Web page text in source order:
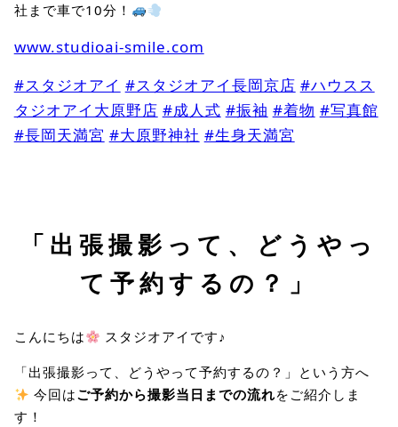
社まで車で10分！
www.studioai-smile.com
#スタジオアイ #スタジオアイ長岡京店 #ハウスス
タジオアイ大原野店 #成人式 #振袖 #着物 #写真館
#長岡天満宮 #大原野神社 #生身天満宮
「出張撮影って、どうやっ
て予約するの？」
こんにちは
スタジオアイです♪
「出張撮影って、どうやって予約するの？」という方へ
今回はご予約から撮影当日までの流れをご紹介しま
す！